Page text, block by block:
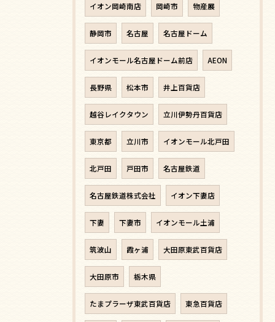
イオン岡崎南店 岡崎市 物産展
静岡市 名古屋 名古屋ドーム
イオンモール名古屋ドーム前店 AEON
長野県 松本市 井上百貨店
越谷レイクタウン 立川伊勢丹百貨店
東京都 立川市 イオンモール北戸田
北戸田 戸田市 名古屋鉄道
名古屋鉄道株式会社 イオン下妻店
下妻 下妻市 イオンモール土浦
筑波山 霞ヶ浦 大田原東武百貨店
大田原市 栃木県
たまプラーザ東武百貨店 東急百貨店